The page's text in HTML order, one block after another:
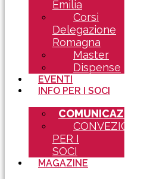
Emilia
Corsi
Delegazione
Romagna
Master
Dispense
EVENTI
INFO PER I SOCI
COMUNICAZIONI
CONVEZIONI
PER I
SOCI
MAGAZINE